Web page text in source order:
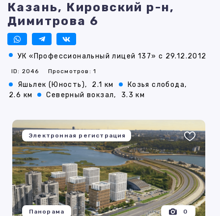
Казань, Кировский р-н,
Димитрова 6
УК «Профессиональный лицей 137» с 29.12.2012
ID: 2046 Просмотров: 1
Яшьлек (Юность), 2.1 км
Козья слобода,
2.6 км
Северный вокзал, 3.3 км
Электронная регистрация
0
Панорама